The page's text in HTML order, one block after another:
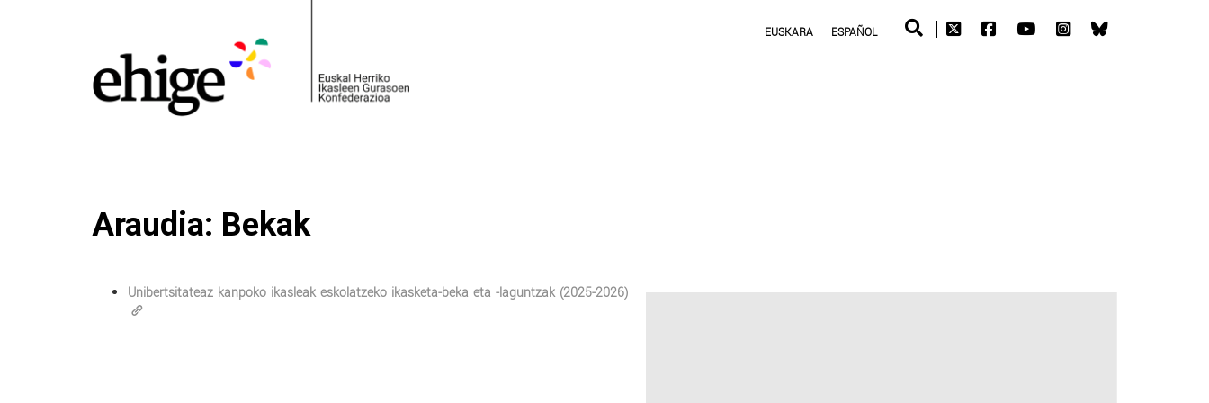
EUSKARA ESPAÑOL
Araudia: Bekak
Unibertsitateaz kanpoko ikasleak eskolatzeko ikasketa-beka eta -laguntzak (2025-2026)